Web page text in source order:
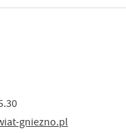
gniezno.pl